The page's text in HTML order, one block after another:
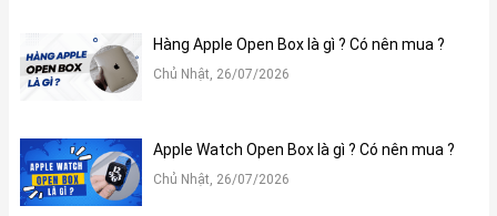
Hàng Apple Open Box là gì ? Có nên mua ?
Chủ Nhật, 26/07/2026
Apple Watch Open Box là gì ? Có nên mua ?
Chủ Nhật, 26/07/2026